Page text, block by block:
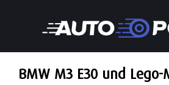
BMW M3 E30 und